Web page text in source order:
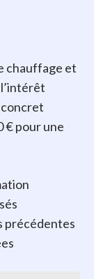
chauffage et
concret
€ pour une
précédentes